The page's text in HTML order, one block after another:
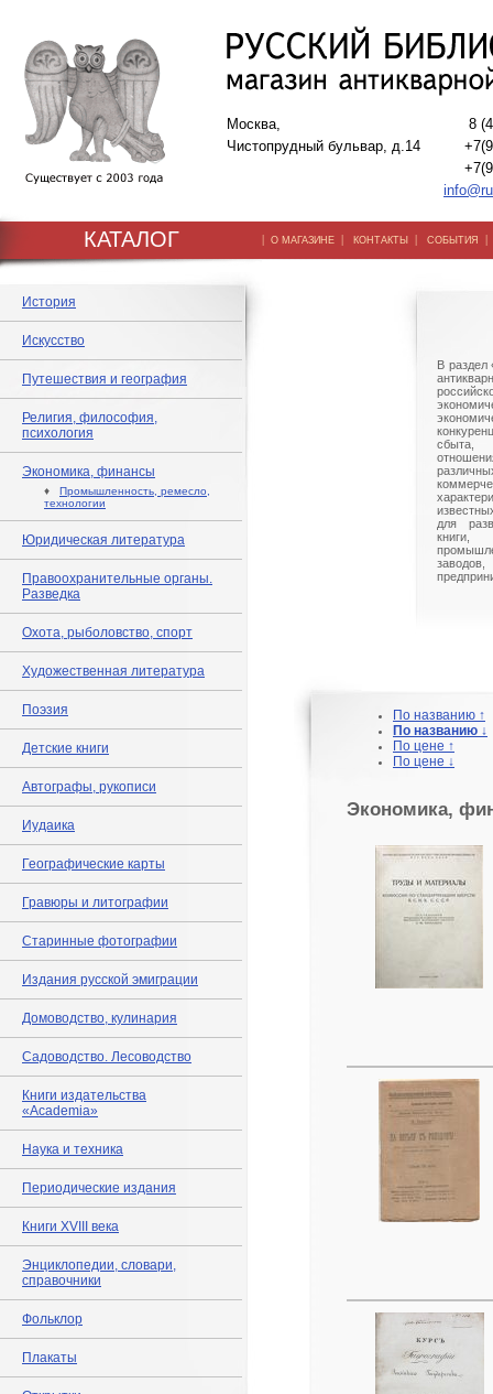
Москва,
Чистопрудный бульвар, д.14
8
КАТАЛОГ | О МАГАЗИНЕ | КОНТАКТЫ | СОБЫТИЯ
История
Искусство
Путешествия и география
Религия, философия,
психология
Экономика, финансы
♦ Промышленность, ремесло,
технологии
Юридическая литература
Правоохранительные органы.
Разведка
Охота, рыболовство, спорт
Художественная литература
Поэзия
Детские книги
Автографы, рукописи
Иудаика
Географические карты
Гравюры и литографии
Старинные фотографии
Издания русской эмиграции
Домоводство, кулинария
Садоводство. Лесоводство
Книги издательства
«Academia»
Наука и техника
Периодические издания
Книги XVIII века
Энциклопедии, словари,
справочники
Фольклор
Плакаты
В
сбыта,
для
книги,
По названию ↑
По названию ↓
По цене ↑
По цене ↓
Экономика,